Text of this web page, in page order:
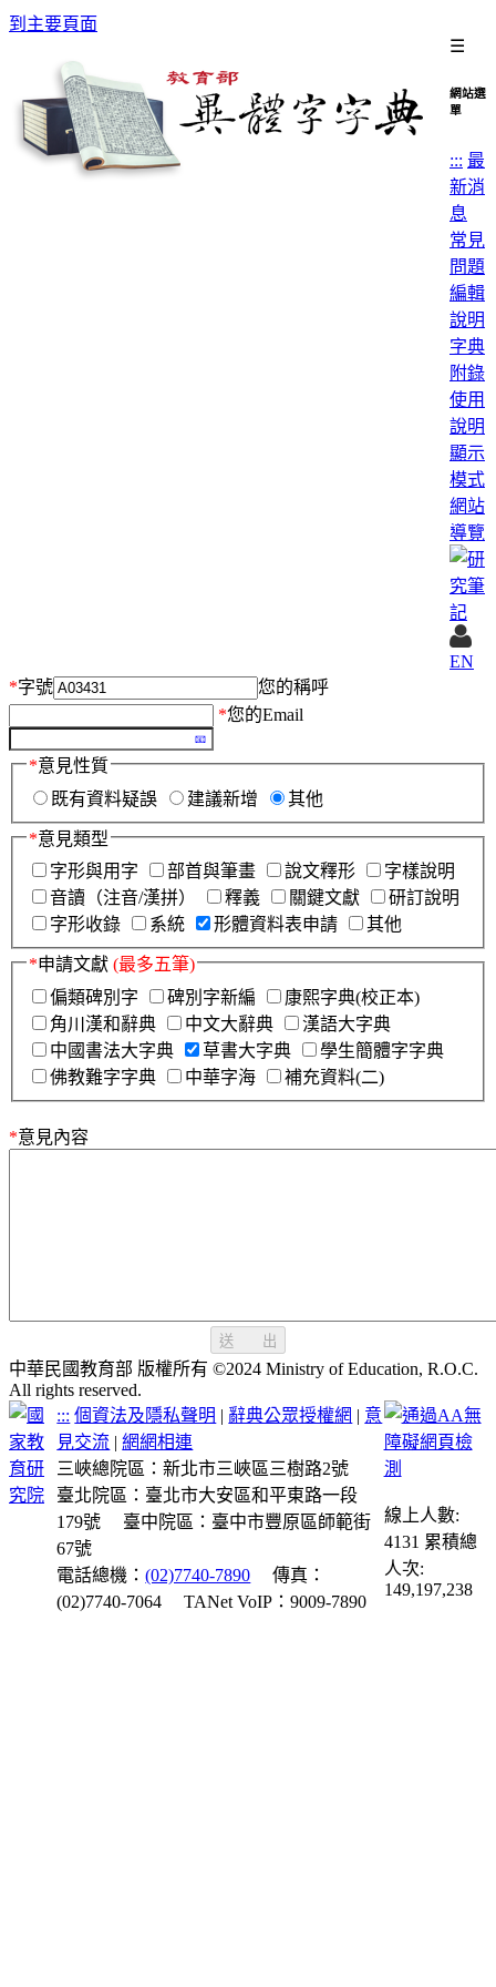
到主要頁面
☰
網站選
單
::: 最
新消
息
常見
問題
編輯
說明
字典
附錄
使用
說明
顯示
模式
網站
導覽
EN
*字號
您的稱呼
*您的Email
*意見性質
既有資料疑誤
建議新增 其他
*意見類型
字形與用字
部首與筆畫 說文釋形
字樣說明
音讀（注音/漢拼）
釋義 關鍵文獻
研訂說明
字形收錄
系統 形體資料表申請 其他
*申請文獻 (最多五筆)
偏類碑別字
碑別字新編
康熙字典(校正本)
角川漢和辭典
中文大辭典
漢語大字典
中國書法大字典
草書大字典
學生簡體字字典
佛教難字字典
中華字海 補充資料(二)
*意見內容
送 出
中華民國教育部 版權所有 ©2024 Ministry of Education, R.O.C.
All rights reserved.
::: 個資法及隱私聲明 | 辭典公眾授權網 | 意
見交流 |網網相連
三峽總院區：新北市三峽區三樹路2號
臺北院區：臺北市大安區和平東路一段
179號
臺中院區：臺中市豐原區師範街
67號
電話總機：(02)7740-7890
傳真：
(02)7740-7064
TANet VoIP：9009-7890
線上人數:
4131 累積總
人次:
149,197,238